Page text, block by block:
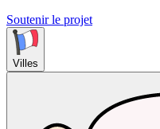
Soutenir le projet
Villes